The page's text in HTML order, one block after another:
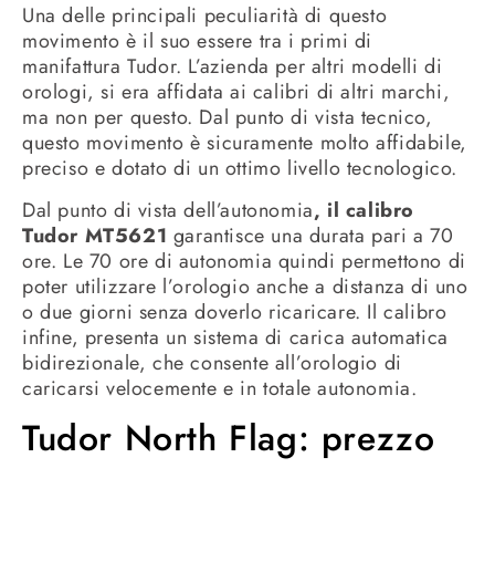
Una delle principali peculiarità di questo
movimento è il suo essere tra i primi di
manifattura Tudor. L’azienda per altri modelli di
orologi, si era affidata ai calibri di altri marchi,
ma non per questo. Dal punto di vista tecnico,
questo movimento è sicuramente molto affidabile,
preciso e dotato di un ottimo livello tecnologico.
Dal punto di vista dell’autonomia, il calibro
Tudor MT5621 garantisce una durata pari a 70
ore. Le 70 ore di autonomia quindi permettono di
poter utilizzare l’orologio anche a distanza di uno
o due giorni senza doverlo ricaricare. Il calibro
infine, presenta un sistema di carica automatica
bidirezionale, che consente all’orologio di
caricarsi velocemente e in totale autonomia.
Tudor North Flag: prezzo